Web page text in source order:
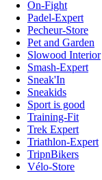
On-Fight
Padel-Expert
Pecheur-Store
Pet and Garden
Slowood Interior
Smash-Expert
Sneak'In
Sneakids
Sport is good
Training-Fit
Trek Expert
Triathlon-Expert
TripnBikers
Vélo-Store